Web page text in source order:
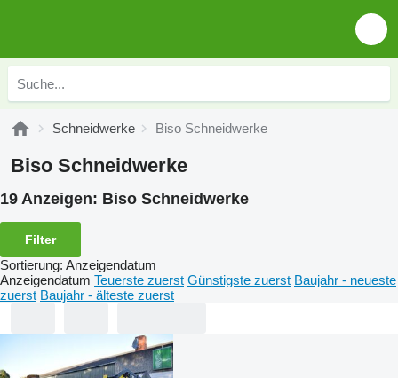
Schneidwerke Biso Schneidwerke
Biso Schneidwerke
19 Anzeigen: Biso Schneidwerke
Filter
Sortierung: Anzeigendatum
Anzeigendatum Teuerste zuerst Günstigste zuerst Baujahr - neueste
zuerst Baujahr - älteste zuerst